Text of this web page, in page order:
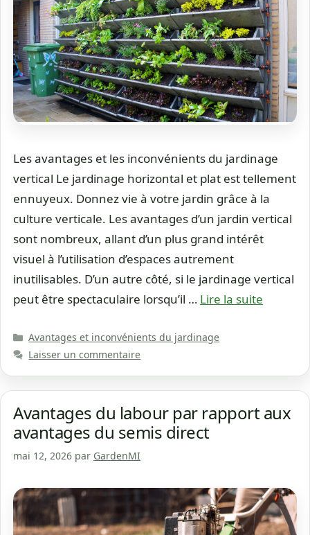
Les avantages et les inconvénients du jardinage
vertical Le jardinage horizontal et plat est tellement
ennuyeux. Donnez vie à votre jardin grâce à la
culture verticale. Les avantages d’un jardin vertical
sont nombreux, allant d’un plus grand intérêt
visuel à l’utilisation d’espaces autrement
inutilisables. D’un autre côté, si le jardinage vertical
peut être spectaculaire lorsqu’il … Lire la suite
Catégories
Avantages et inconvénients du jardinage
Laisser un commentaire
Avantages du labour par rapport aux
avantages du semis direct
mai 12, 2026 par GardenMI